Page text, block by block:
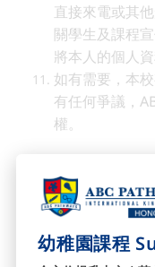
直接來電或其
關學生及課程
將本人的個人
如有需要，本
有任何爭議，
權。
ABC
150名成功
幼稚園課程